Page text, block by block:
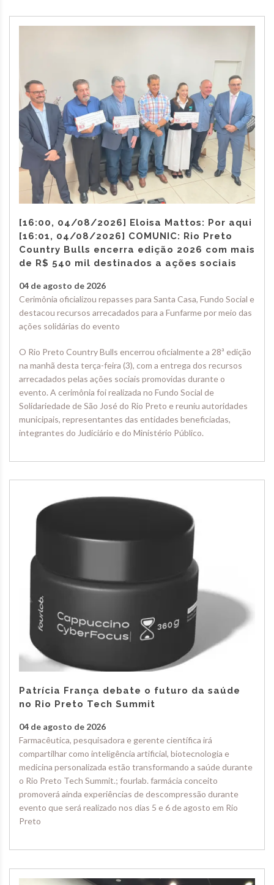
[16:00, 04/08/2026] Eloisa Mattos: Por aqui
[16:01, 04/08/2026] COMUNIC: Rio Preto
Country Bulls encerra edição 2026 com mais
de R$ 540 mil destinados a ações sociais
04 de agosto de 2026
Cerimônia oficializou repasses para Santa Casa, Fundo Social e
destacou recursos arrecadados para a Funfarme por meio das
ações solidárias do evento
O Rio Preto Country Bulls encerrou oficialmente a 28ª edição
na manhã desta terça-feira (3), com a entrega dos recursos
arrecadados pelas ações sociais promovidas durante o
evento. A cerimônia foi realizada no Fundo Social de
Solidariedade de São José do Rio Preto e reuniu autoridades
municipais, representantes das entidades beneficiadas,
integrantes do Judiciário e do Ministério Público.
Patrícia França debate o futuro da saúde
no Rio Preto Tech Summit
04 de agosto de 2026
Farmacêutica, pesquisadora e gerente científica irá
compartilhar como inteligência artificial, biotecnologia e
medicina personalizada estão transformando a saúde durante
o Rio Preto Tech Summit.; fourlab. farmácia conceito
promoverá ainda experiências de descompressão durante
evento que será realizado nos dias 5 e 6 de agosto em Rio
Preto